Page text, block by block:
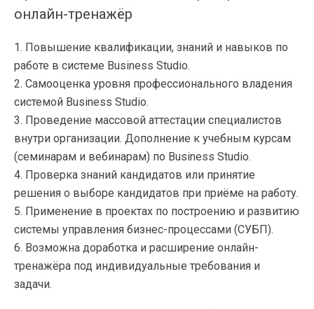
онлайн-тренажёр
1. Повышение квалификации, знаний и навыков по
работе в системе Business Studio.
2. Самооценка уровня профессионального владения
системой Business Studio.
3. Проведение массовой аттестации специалистов
внутри организации. Дополнение к учебным курсам
(семинарам и вебинарам) по Business Studio.
4. Проверка знаний кандидатов или принятие
решения о выборе кандидатов при приёме на работу.
5. Применение в проектах по построению и развитию
системы управления бизнес-процессами (СУБП).
6. Возможна доработка и расширение онлайн-
тренажёра под индивидуальные требования и
задачи.